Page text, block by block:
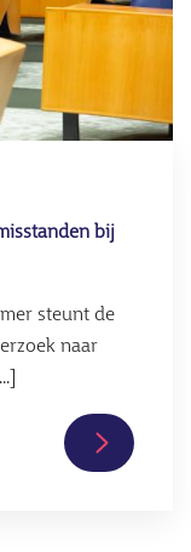
bij
steunt de
naar
Lees